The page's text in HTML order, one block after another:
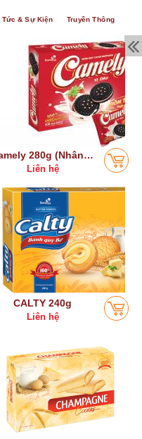
Tức & Sự Kiện Truyền Thông
Camely 280g (Nhân kem vị dâu)
Liên hệ
CALTY 240g
Liên hệ